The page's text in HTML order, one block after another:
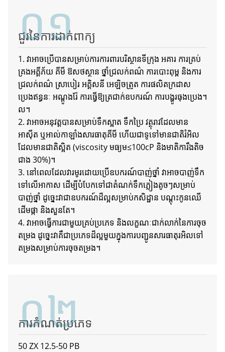
០១
ជួរនៃការដាក់ពាក្យ
1. វាអាចប្រើបានសម្រាប់ការការពារបរិស្ថានទីក្រុង អគារ ការគ្រប់
គ្រងអគ្គីភ័យ គីមី ឱសថស្ថាន ថ្នាំជ្រលក់ពណ៌ ការបោះពុម្ព និងការ
ជ្រលក់ពណ៌ ស្រាបៀរ អគ្គិសនី អេឡិចត្រូត ការផលិតក្រដាស
ប្រេងឥន្ធនៈ អណ្តូងរ៉ែ ការធ្វើឱ្យត្រជាក់ឧបករណ៍ ការបង្ហូរធុងប្រេង។
ល។
2. វាអាចអនុវត្តបានសម្រាប់ទឹកស្អាត ទឹកប្រៃ វត្ថុរាវដែលមាន
អាស៊ីត ឬអាល់កាឡាំងសារធាតុគីមី ហើយជាទូទៅមានជាតិរំអិល
ដែលមានជាតិស្អិត (viscosity មធ្យម≤100cP និងមាតិការឹងតិច
ជាង 30%)។
3. នៅពេលដែលវារមូរដោយប្រើឧបករណ៍បាញ់ថ្នាំ វាអាចបាញ់ទឹក
ទៅលើអាកាស ដើម្បីបំបែកទៅជាតំណក់ទឹកភ្លៀងតូចៗសម្រាប់
បាញ់ថ្នាំ ដូច្នេះវាជាឧបករណ៍ដ៏ល្អសម្រាប់កសិដ្ឋាន បណ្តុះកូនឈើ
ដើមផ្កា និងសួនតែ។
4. វាអាចធ្វើការជាមួយគ្រប់ប្រភេទ និងលក្ខណៈជាក់លាក់នៃការចុច
តម្រង ដូច្នេះវាគឺជាប្រភេទដ៏ល្អមួយក្នុងការបញ្ជូនសារធាតុរអិលទៅ
តម្រងសម្រាប់ការចុចតម្រង។
០២
ការកំណត់ប្រភេទ
50 ZX 12.5-50 PB